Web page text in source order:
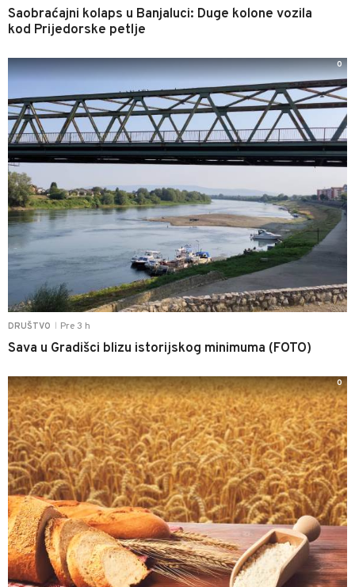
Saobraćajni kolaps u Banjaluci: Duge kolone vozila
kod Prijedorske petlje
DRUŠTVO Pre 3 h
Sava u Gradišci blizu istorijskog minimuma (FOTO)
0
0